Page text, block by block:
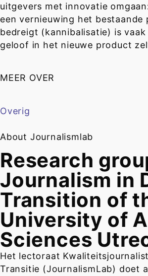
uitgevers met innovatie
een vernieuwing het bestaande
bedreigt (kannibalisatie) is
geloof in het nieuwe product
MEER OVER
Overig
About Journalismlab
Research
Journalism in
Transition of
University of
Sciences
Het lectoraat
Transitie (JournalismLab) doet